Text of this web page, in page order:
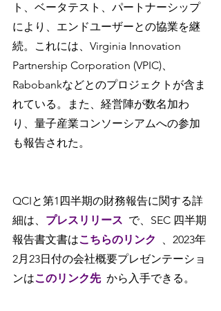
ト、ベータテスト、パートナーシップ
により、エンドユーザーとの協業を継
続。これには、Virginia Innovation
Partnership Corporation (VPIC)、
Rabobankなどとのプロジェクトが含ま
れている。また、経営陣が数名加わ
り、量子産業コンソーシアムへの参加
も報告された。
QCIと第1四半期の財務報告に関する詳
細は、 プレスリリース で、SEC 四半期
報告書文書はこちらのリンク
、2023年
2月23日付の会社概要プレゼンテーショ
ンはこのリンク先 から入手できる。